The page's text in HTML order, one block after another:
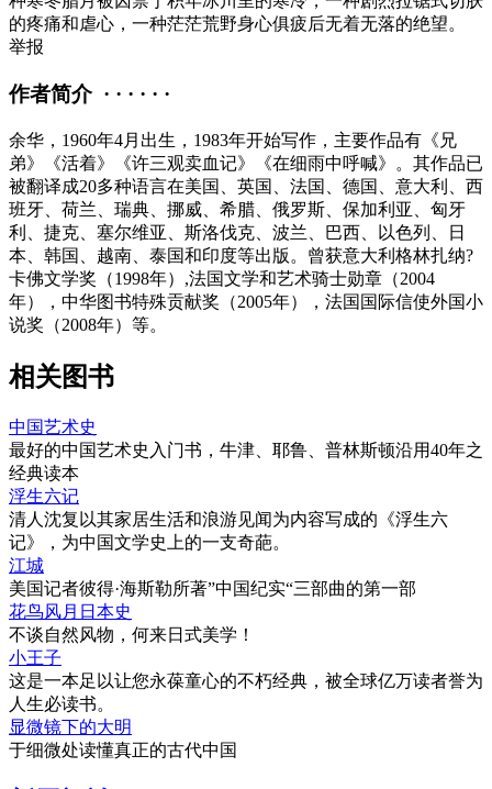
的疼痛和虐心，一种茫茫荒野身心俱疲后无着无落的绝望。
举报
作者简介 · · · · · ·
余华，1960年4月出生，1983年开始写作，主要作品有《兄
弟》《活着》《许三观卖血记》《在细雨中呼喊》。其作品已
被翻译成20多种语言在美国、英国、法国、德国、意大利、西
班牙、荷兰、瑞典、挪威、希腊、俄罗斯、保加利亚、匈牙
利、捷克、塞尔维亚、斯洛伐克、波兰、巴西、以色列、日
本、韩国、越南、泰国和印度等出版。曾获意大利格林扎纳?
卡佛文学奖（1998年）,法国文学和艺术骑士勋章（2004
年），中华图书特殊贡献奖（2005年），法国国际信使外国小
说奖（2008年）等。
相关图书
中国艺术史
最好的中国艺术史入门书，牛津、耶鲁、普林斯顿沿用40年之
经典读本
浮生六记
清人沈复以其家居生活和浪游见闻为内容写成的《浮生六
记》，为中国文学史上的一支奇葩。
江城
美国记者彼得·海斯勒所著”中国纪实“三部曲的第一部
花鸟风月日本史
不谈自然风物，何来日式美学！
小王子
这是一本足以让您永葆童心的不朽经典，被全球亿万读者誉为
人生必读书。
显微镜下的大明
于细微处读懂真正的古代中国